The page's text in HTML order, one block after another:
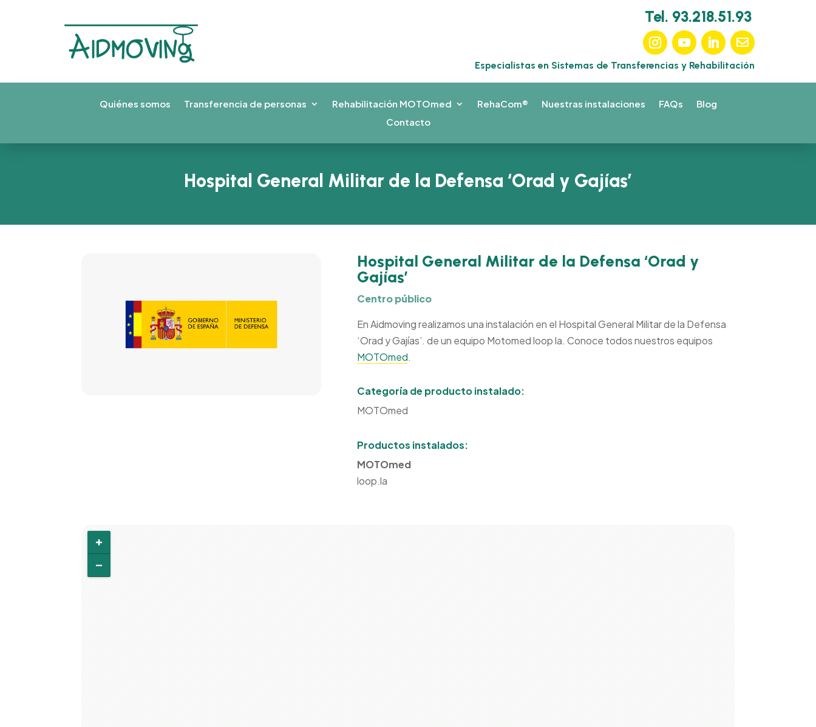
Tel. 93.218.51.93
Especialistas en Sistemas de Transferencias y Rehabilitación
Quiénes somos Transferencia de personas Rehabilitación MOTOmed RehaCom® Nuestras instalaciones FAQs
Blog
Contacto
Hospital General Militar de la Defensa ‘Orad y Gajías’
Hospital General Militar de la Defensa ‘Orad y
Gajías’
Centro público
En Aidmoving realizamos una instalación en el Hospital General Militar de la Defensa
‘Orad y Gajías’. de un equipo Motomed loop la. Conoce todos nuestros equipos
MOTOmed.
Categoría de producto instalado:
MOTOmed
Productos instalados:
MOTOmed
loop.la